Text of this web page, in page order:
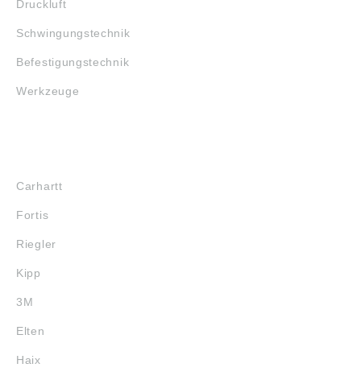
Druckluft
Schwingungstechnik
Befestigungstechnik
Werkzeuge
Carhartt
Fortis
Riegler
Kipp
3M
Elten
Haix